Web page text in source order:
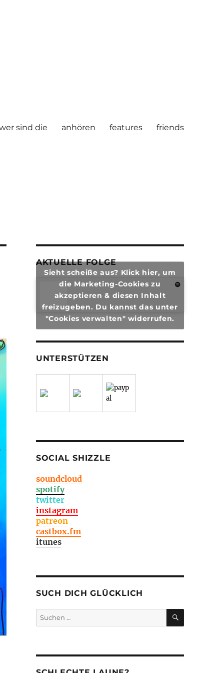
sind die anhören features friends
AKTUELLE FOLGE
Sieht scheiße aus? Klick hier, um
die Marketing-Cookies zu
akzeptieren & diesen Inhalt
freizugeben. Du kannst das unter
"Cookies verwalten" widerrufen.
UNTERSTÜTZEN
SOCIAL SHIZZLE
soundcloud
spotify
twitter
instagram
patreon
castbox.fm
itunes
SUCH DICH GLÜCKLICH
Suchen
nach:
SUCHEN